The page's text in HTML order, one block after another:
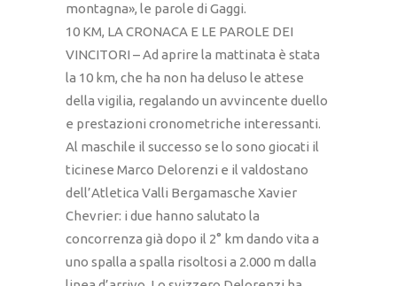
montagna», le parole di Gaggi.
10 KM, LA CRONACA E LE PAROLE DEI
VINCITORI – Ad aprire la mattinata è stata
la 10 km, che ha non ha deluso le attese
della vigilia, regalando un avvincente duello
e prestazioni cronometriche interessanti.
Al maschile il successo se lo sono giocati il
ticinese Marco Delorenzi e il valdostano
dell’Atletica Valli Bergamasche Xavier
Chevrier: i due hanno salutato la
concorrenza già dopo il 2° km dando vita a
uno spalla a spalla risoltosi a 2.000 m dalla